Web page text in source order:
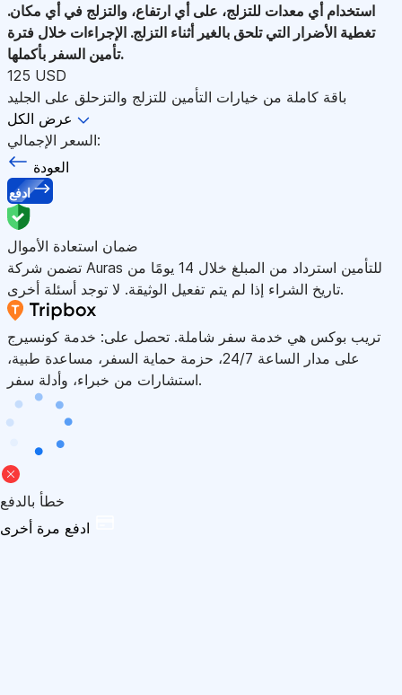
استخدام أي معدات للتزلج، على أي ارتفاع، والتزلج في أي مكان.
تغطية الأضرار التي تلحق بالغير أثناء التزلج. الإجراءات خلال فترة
تأمين السفر بأكملها.
125 USD
باقة كاملة من خيارات التأمين للتزلج والتزحلق على الجليد
عرض الكل
السعر الإجمالي:
العودة
ادفع
ضمان استعادة الأموال
تضمن شركة Auras للتأمين استرداد من المبلغ خلال 14 يومًا من
تاريخ الشراء إذا لم يتم تفعيل الوثيقة. لا توجد أسئلة أخرى.
تريب بوكس هي خدمة سفر شاملة. تحصل على: خدمة كونسيرج
على مدار الساعة 24/7، حزمة حماية السفر، مساعدة طبية،
استشارات من خبراء، وأدلة سفر.
خطأ بالدفع